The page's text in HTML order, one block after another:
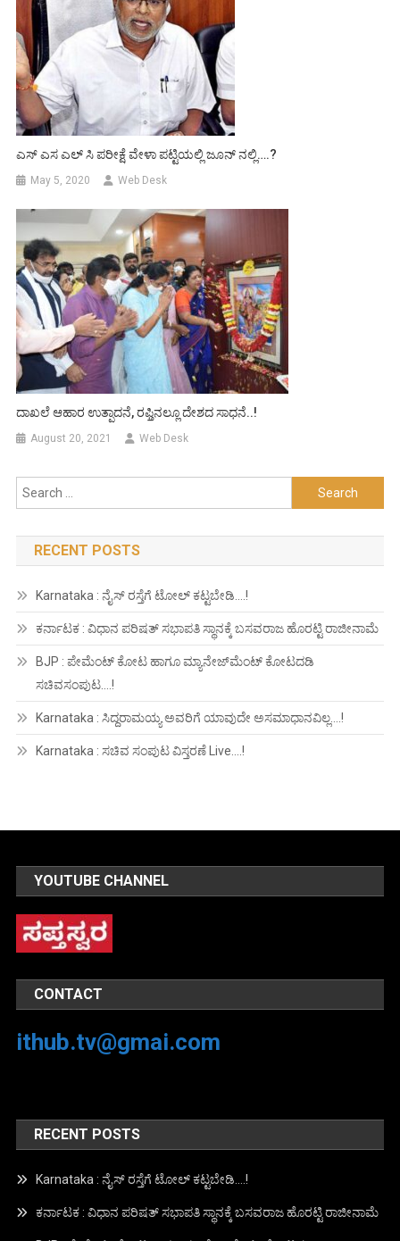
ಎಸ್ ಎಸ ಎಲ್ ಸಿ ಪರೀಕ್ಷೆ ವೇಳಾ ಪಟ್ಟಿಯಲ್ಲಿ ಜೂನ್ ನಲ್ಲಿ….?
May 5, 2020 Web Desk
ದಾಖಲೆ ಆಹಾರ ಉತ್ಪಾದನೆ, ರಫ್ತಿನಲ್ಲೂ ದೇಶದ ಸಾಧನೆ..!
August 20, 2021 Web Desk
Search
for:
RECENT POSTS
Karnataka : ನೈಸ್ ರಸ್ತೆಗೆ ಟೋಲ್ ಕಟ್ಟಬೇಡಿ….!
ಕರ್ನಾಟಕ : ವಿಧಾನ ಪರಿಷತ್ ಸಭಾಪತಿ ಸ್ಥಾನಕ್ಕೆ ಬಸವರಾಜ ಹೊರಟ್ಟಿ ರಾಜೀನಾಮೆ
BJP : ಪೇಮೆಂಟ್ ಕೋಟ ಹಾಗೂ ಮ್ಯಾನೇಜ್‍ಮೆಂಟ್ ಕೋಟದಡಿ
ಸಚಿವಸಂಪುಟ….!
Karnataka : ಸಿದ್ದರಾಮಯ್ಯ ಅವರಿಗೆ ಯಾವುದೇ ಅಸಮಾಧಾನವಿಲ್ಲ….!
Karnataka : ಸಚಿವ ಸಂಪುಟ ವಿಸ್ತರಣೆ Live….!
YOUTUBE CHANNEL
CONTACT
ithub.tv@gmai.com
RECENT POSTS
Karnataka : ನೈಸ್ ರಸ್ತೆಗೆ ಟೋಲ್ ಕಟ್ಟಬೇಡಿ….!
ಕರ್ನಾಟಕ : ವಿಧಾನ ಪರಿಷತ್ ಸಭಾಪತಿ ಸ್ಥಾನಕ್ಕೆ ಬಸವರಾಜ ಹೊರಟ್ಟಿ ರಾಜೀನಾಮೆ